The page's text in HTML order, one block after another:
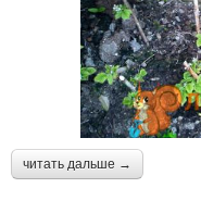
читать дальше →